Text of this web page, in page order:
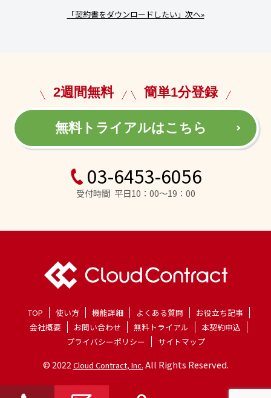
「契約書をダウンロードしたい」次へ»
2週間無料 簡単1分登録
無料トライアルはこちら
03-6453-6056
受付時間 平日10：00～19：00
TOP 使い方 機能詳細 よくある質問
お役立ち記事
会社概要
お問い合わせ 無料トライアル
本契約申込
プライバシーポリシー
サイトマップ
© 2022 Cloud Contract, Inc. All Rights Reserved.